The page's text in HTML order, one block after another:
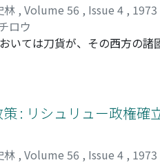
林 , Volume 56 , Issue 4 , 1973
ロウ
いては刀貨が、その西方の諸
て、各國の通貨需要は增大す
二銖錢を鑄造する。この重十
ちによつて造られたが、貨幤
の産物であり、都市名を刻
の法定貨幤としての性格をも
をなすものとして創作られた
: リシュリュー政権確
林 , Volume 56 , Issue 4 , 1973